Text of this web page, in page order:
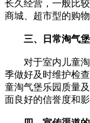
长久经营，一般比
商城、超市型的购
三、日常淘气堡
对于室内儿童淘
季做好及时维护检
童淘气堡乐园质量
面良好的信誉度和